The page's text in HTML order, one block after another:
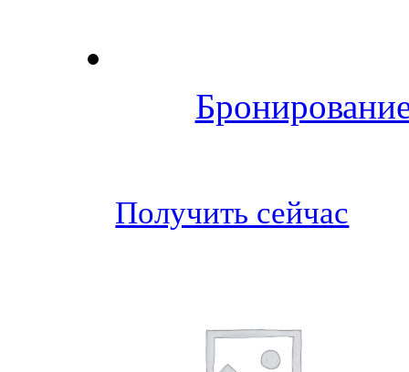
Получить сейчас